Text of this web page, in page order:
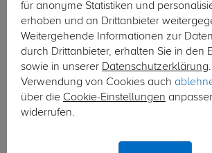
für anonyme Statistiken und
erhoben und an Drittanbieter
Weitergehende Informationen zur
durch Drittanbieter, erhalten Sie in den
sowie in unserer Datenschutzerklärung
Verwendung von Cookies auch
über die Cookie-Einstellungen
widerrufen.